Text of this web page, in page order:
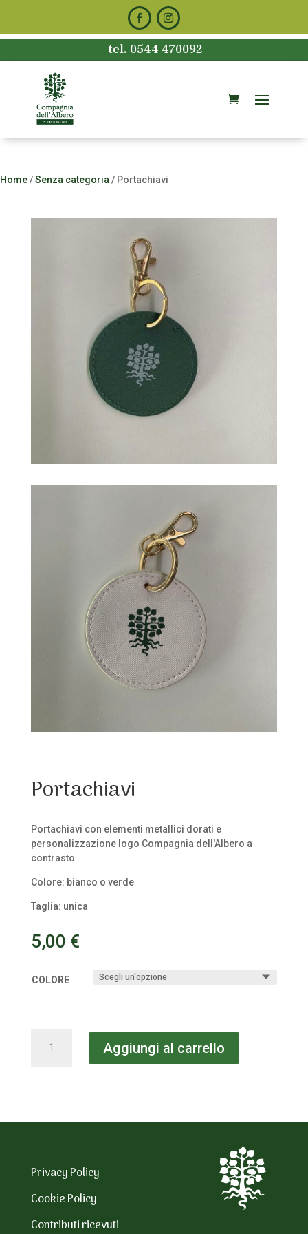
tel. 0544 470092
Home/Senza categoria / Portachiavi
Portachiavi
Portachiavi con elementi metallici dorati e
personalizzazione logo Compagnia dell'Albero a
contrasto
Colore: bianco o verde
Taglia: unica
5,00 €
COLORE
quantità
Aggiungi al carrello
Privacy Policy
Cookie Policy
Contributi ricevuti